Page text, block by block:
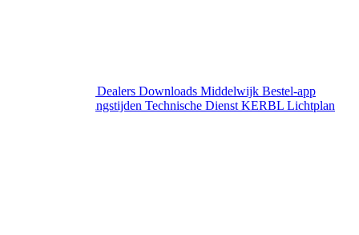
Dealers Downloads Middelwijk Bestel-app
Gewijzigde openingstijden Technische Dienst KERBL Lichtplan